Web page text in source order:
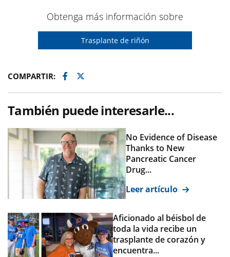
Obtenga más información sobre
Trasplante de riñón
COMPARTIR: Facebook
Twitter
También puede interesarle...
No Evidence of Disease
Thanks to New
Pancreatic Cancer
Drug...
Leer artículo
Aficionado al béisbol de
toda la vida recibe un
trasplante de corazón y
encuentra...